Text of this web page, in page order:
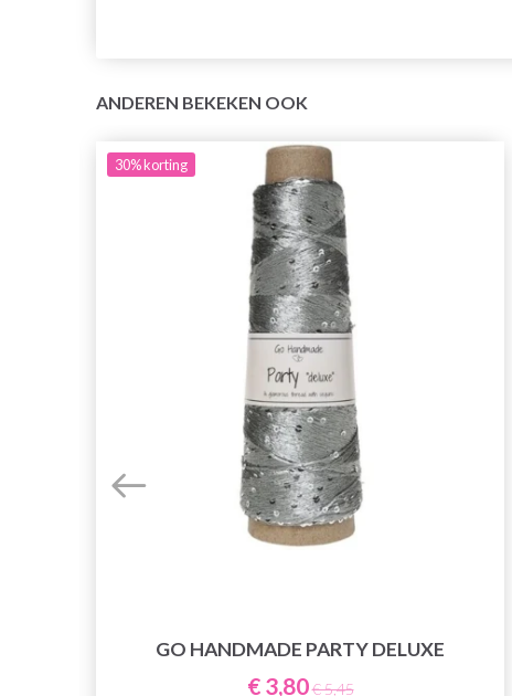
ANDEREN BEKEKEN OOK
30%korting
GO HANDMADE PARTY DELUXE
€ 3,80€ 5,45